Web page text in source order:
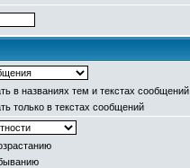
в названиях тем и текстах сообщений
только в текстах сообщений